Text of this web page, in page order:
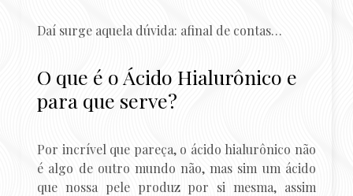
Daí surge aquela dúvida: afinal de contas…
O que é o Ácido Hialurônico e
para que serve?
Por incrível que pareça, o ácido hialurônico não
é algo de outro mundo não, mas sim um ácido
que nossa pele produz por si mesma, assim